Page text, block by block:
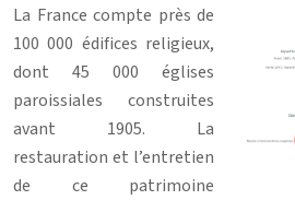
La France compte près de
100 000 édifices religieux,
dont 45 000 églises
paroissiales construites
avant 1905. La
restauration et l’entretien
de ce patrimoine